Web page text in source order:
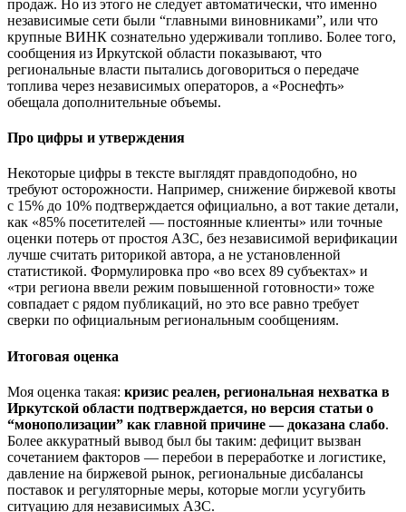
продаж. Но из этого не следует автоматически, что именно
независимые сети были “главными виновниками”, или что
крупные ВИНК сознательно удерживали топливо. Более того,
сообщения из Иркутской области показывают, что
региональные власти пытались договориться о передаче
топлива через независимых операторов, а «Роснефть»
обещала дополнительные объемы.
Про цифры и утверждения
Некоторые цифры в тексте выглядят правдоподобно, но
требуют осторожности. Например, снижение биржевой квоты
с 15% до 10% подтверждается официально, а вот такие детали,
как «85% посетителей — постоянные клиенты» или точные
оценки потерь от простоя АЗС, без независимой верификации
лучше считать риторикой автора, а не установленной
статистикой. Формулировка про «во всех 89 субъектах» и
«три региона ввели режим повышенной готовности» тоже
совпадает с рядом публикаций, но это все равно требует
сверки по официальным региональным сообщениям.
Итоговая оценка
Моя оценка такая: кризис реален, региональная нехватка в
Иркутской области подтверждается, но версия статьи о
“монополизации” как главной причине — доказана слабо.
Более аккуратный вывод был бы таким: дефицит вызван
сочетанием факторов — перебои в переработке и логистике,
давление на биржевой рынок, региональные дисбалансы
поставок и регуляторные меры, которые могли усугубить
ситуацию для независимых АЗС.